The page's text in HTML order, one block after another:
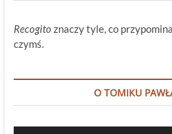
Recogito znaczy tyle, co
czymś.
O TOMIKU